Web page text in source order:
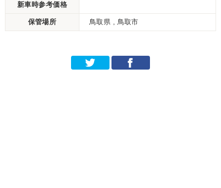
新車時参考価格
保管場所 鳥取県 , 鳥取市